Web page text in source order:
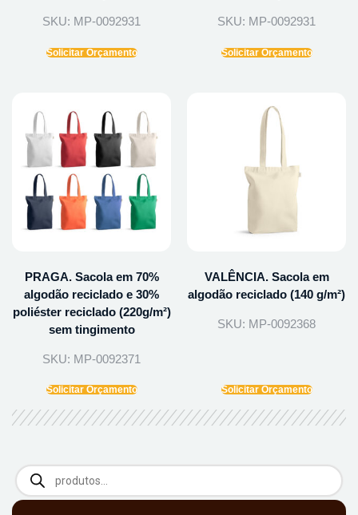
SKU: MP-0092931
Solicitar Orçamento
SKU: MP-0092931
Solicitar Orçamento
PRAGA. Sacola em 70%
algodão reciclado e 30%
poliéster reciclado (220g/m²)
sem tingimento
SKU: MP-0092371
Solicitar Orçamento
VALÊNCIA. Sacola em
algodão reciclado (140 g/m²)
SKU: MP-0092368
Solicitar Orçamento